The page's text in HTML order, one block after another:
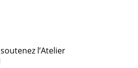
l’Atelier